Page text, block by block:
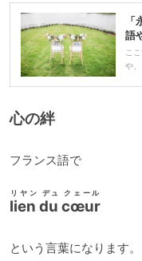
レ
ー
ヤ
ー
語
こ
や
心の絆
フランス語で
lien du cœur
リヤン デュ クェール
という言葉になります。